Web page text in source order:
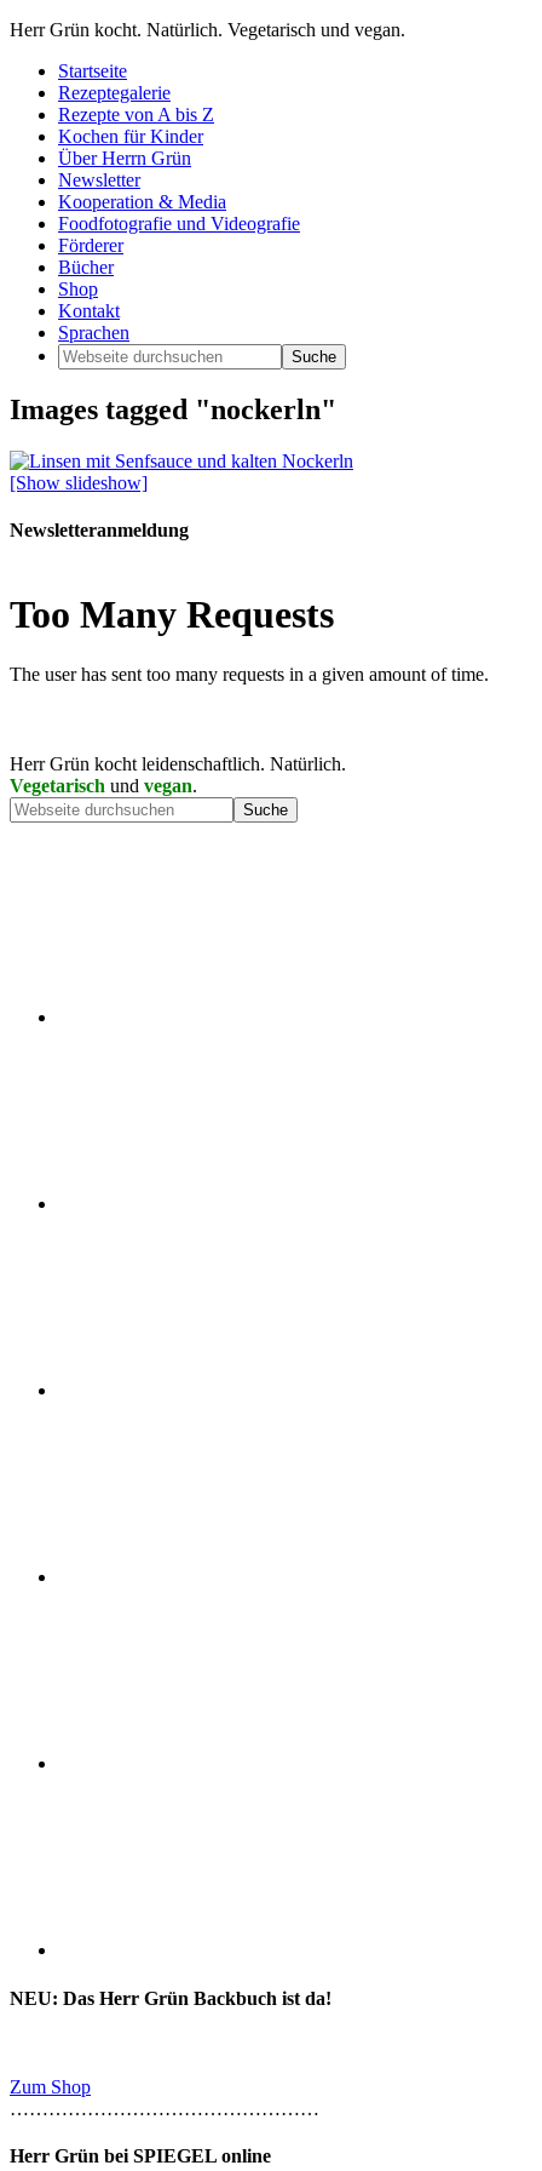
Herr Grün kocht. Natürlich. Vegetarisch und vegan.
Startseite
Rezeptegalerie
Rezepte von A bis Z
Kochen für Kinder
Über Herrn Grün
Newsletter
Kooperation & Media
Foodfotografie und Videografie
Förderer
Bücher
Shop
Kontakt
Sprachen
Images tagged "nockerln"
[Show slideshow]
Newsletteranmeldung
Herr Grün kocht leidenschaftlich. Natürlich.
Vegetarisch und vegan.
NEU: Das Herr Grün Backbuch ist da!
Zum Shop
…………………………………………
Herr Grün bei SPIEGEL online